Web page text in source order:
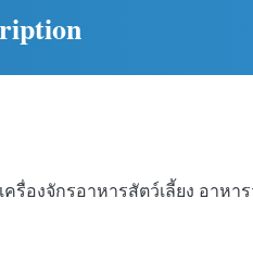
องจักรอาหารสัตว์เลี้ยง อาหารว่